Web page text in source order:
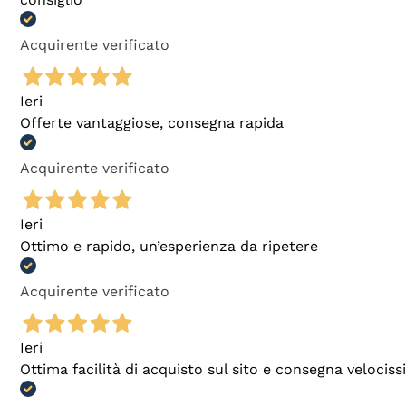
Acquirente verificato
Ieri
Offerte vantaggiose, consegna rapida
Acquirente verificato
Ieri
Ottimo e rapido, un’esperienza da ripetere
Acquirente verificato
Ieri
Ottima facilità di acquisto sul sito e consegna